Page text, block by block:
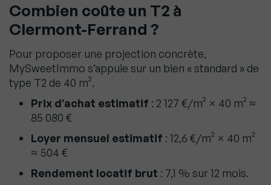
Combien coûte un T2 à
Clermont-Ferrand ?
Pour proposer une projection concrète,
MySweetImmo s’appuie sur un bien « standard » de
type T2 de 40 m².
Prix d’achat estimatif : 2 127 €/m² × 40 m² ≈
85 080 €
Loyer mensuel estimatif : 12,6 €/m² × 40 m²
≈ 504 €
Rendement locatif brut : 7,1 % sur 12 mois.